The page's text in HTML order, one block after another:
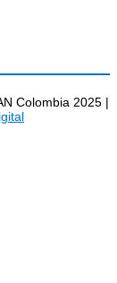
Colombia 2025 |